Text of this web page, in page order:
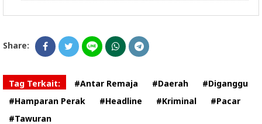
Share:
Tag Terkait: #Antar Remaja #Daerah
#Diganggu
#Hamparan Perak
#Headline #Kriminal
#Pacar
#Tawuran